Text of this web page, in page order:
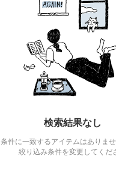
検索結果なし
条件に一致するアイテムはありま
絞り込み条件を変更してくだ